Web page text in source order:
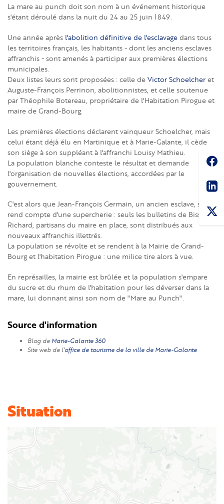
La mare au punch doit son nom à un événement historique
s'étant déroulé dans la nuit du 24 au 25 juin 1849.
Une année après l'abolition définitive de l'esclavage dans tous
les territoires français, les habitants - dont les anciens esclaves
affranchis - sont amenés à participer aux premières élections
municipales.
Deux listes leurs sont proposées : celle de Victor Schoelcher et
Auguste-François Perrinon, abolitionnistes, et celle soutenue
par Théophile Botereau, propriétaire de l'Habitation Pirogue et
maire de Grand-Bourg.
Les premières élections déclarent vainqueur Schoelcher, mais
celui étant déjà élu en Martinique et à Marie-Galante, il cède
son siège à son suppléant à l'affranchi Louisy Mathieu.
La population blanche conteste le résultat et demande
l'organisation de nouvelles élections, accordées par le
gouvernement.
C'est alors que Jean-François Germain, un ancien esclave, se
rend compte d'une supercherie : seuls les bulletins de Bisset et
Richard, partisans du maire en place, sont distribués aux
nouveaux affranchis illettrés.
La population se révolte et se rendent à la Mairie de Grand-
Bourg et l'habitation Pirogue : une milice tire alors à vue.
En représailles, la mairie est brûlée et la population s'empare
du sucre et du rhum de l'habitation pour les déverser dans la
mare, lui donnant ainsi son nom de "Mare au Punch".
Source d'information
Blog de Marie-Galante 360
Site web de l'office de tourisme de la ville de Marie-Galante
Situation